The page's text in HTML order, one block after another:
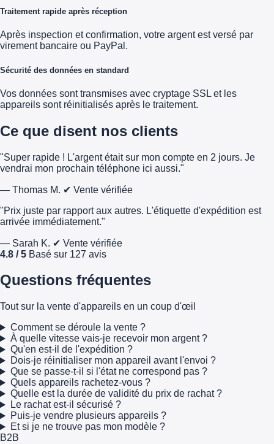
Traitement rapide après réception
Après inspection et confirmation, votre argent est versé par
virement bancaire ou PayPal.
Sécurité des données en standard
Vos données sont transmises avec cryptage SSL et les
appareils sont réinitialisés après le traitement.
Ce que disent nos clients
"Super rapide ! L'argent était sur mon compte en 2 jours. Je
vendrai mon prochain téléphone ici aussi."
— Thomas M. ✔ Vente vérifiée
"Prix juste par rapport aux autres. L'étiquette d'expédition est
arrivée immédiatement."
— Sarah K. ✔ Vente vérifiée
4.8 / 5 Basé sur 127 avis
Questions fréquentes
Tout sur la vente d'appareils en un coup d'œil
Comment se déroule la vente ?
À quelle vitesse vais-je recevoir mon argent ?
Qu'en est-il de l'expédition ?
Dois-je réinitialiser mon appareil avant l'envoi ?
Que se passe-t-il si l'état ne correspond pas ?
Quels appareils rachetez-vous ?
Quelle est la durée de validité du prix de rachat ?
Le rachat est-il sécurisé ?
Puis-je vendre plusieurs appareils ?
Et si je ne trouve pas mon modèle ?
B2B